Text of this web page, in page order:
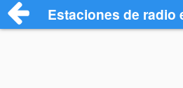
Estaciones de radio